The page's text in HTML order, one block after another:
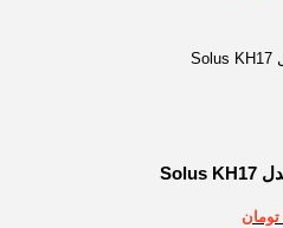
تومان